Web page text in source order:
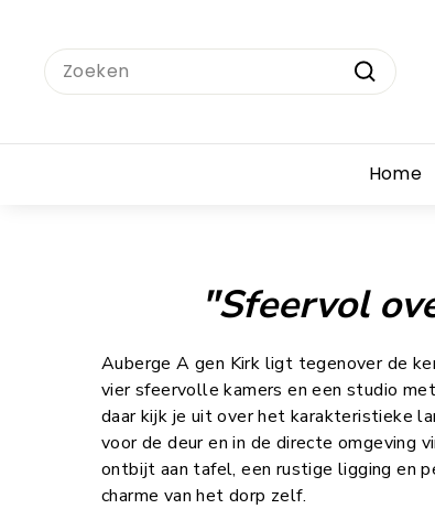
inhoudSearch
Zoeken
Home
"Sfeervol
Auberge A gen Kirk ligt tegenover de
vier sfeervolle kamers en een studio
daar kijk je uit over het karakteristieke
voor de deur en in de directe omgeving
ontbijt aan tafel, een rustige ligging en
charme van het dorp zelf.